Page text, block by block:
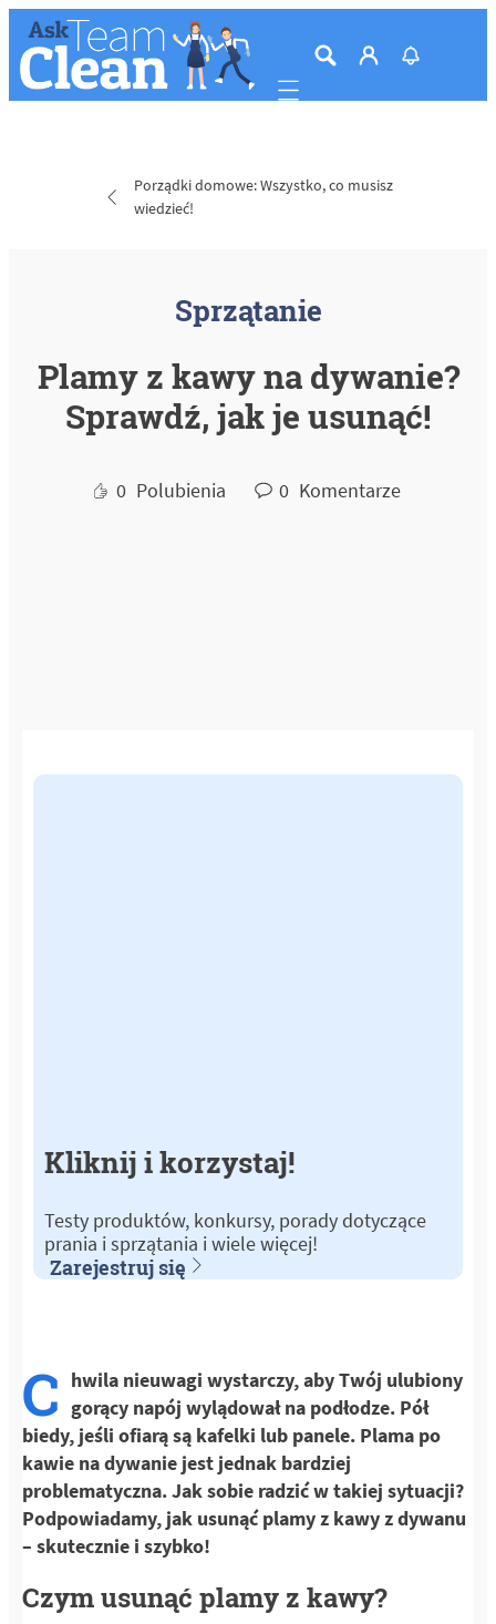
Mobile navigation
Porządki domowe: Wszystko, co musisz
wiedzieć!
Sprzątanie
Plamy z kawy na dywanie?
Sprawdź, jak je usunąć!
0 Polubienia 0 Komentarze
Kliknij i korzystaj!
Testy produktów, konkursy, porady dotyczące
prania i sprzątania i wiele więcej!
Zarejestruj się
C hwila nieuwagi wystarczy, aby Twój ulubiony
gorący napój wylądował na podłodze. Pół
biedy, jeśli ofiarą są kafelki lub panele. Plama po
kawie na dywanie jest jednak bardziej
problematyczna. Jak sobie radzić w takiej sytuacji?
Podpowiadamy, jak usunąć plamy z kawy z dywanu
– skutecznie i szybko!
Czym usunąć plamy z kawy?